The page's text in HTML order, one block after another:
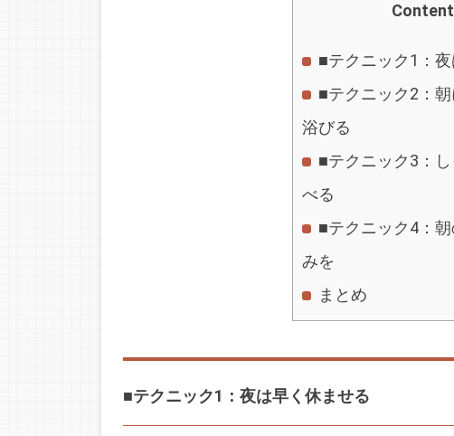
■テクニック1：
■テクニック2：
浴びる
■テクニック3：
べる
■テクニック4：
みを
まとめ
■テクニック1：夜は早く休ませる